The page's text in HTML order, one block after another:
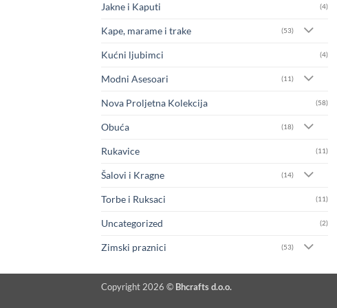
Jakne i Kaputi (4)
Kape, marame i trake (53)
Kućni ljubimci (4)
Modni Asesoari (11)
Nova Proljetna Kolekcija (58)
Obuća (18)
Rukavice (11)
Šalovi i Kragne (14)
Torbe i Ruksaci (11)
Uncategorized (2)
Zimski praznici (53)
Copyright 2026 © Bhcrafts d.o.o.